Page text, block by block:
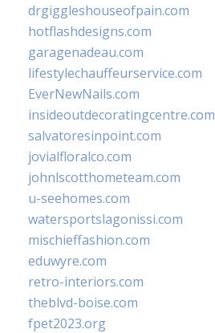
drgiggleshouseofpain.com
hotflashdesigns.com
garagenadeau.com
lifestylechauffeurservice.com
EverNewNails.com
insideoutdecoratingcentre.com
salvatoresinpoint.com
jovialfloralco.com
johnlscotthometeam.com
u-seehomes.com
watersportslagonissi.com
mischieffashion.com
eduwyre.com
retro-interiors.com
theblvd-boise.com
fpet2023.org